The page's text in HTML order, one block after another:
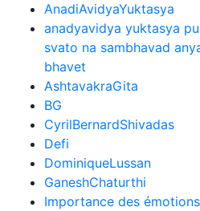
AnadiAvidyaYuktasya
anadyavidya yuktasya
svato na sambhavad
bhavet
AshtavakraGita
BG
CyrilBernardShivadas
Defi
DominiqueLussan
GaneshChaturthi
Importance des émotions